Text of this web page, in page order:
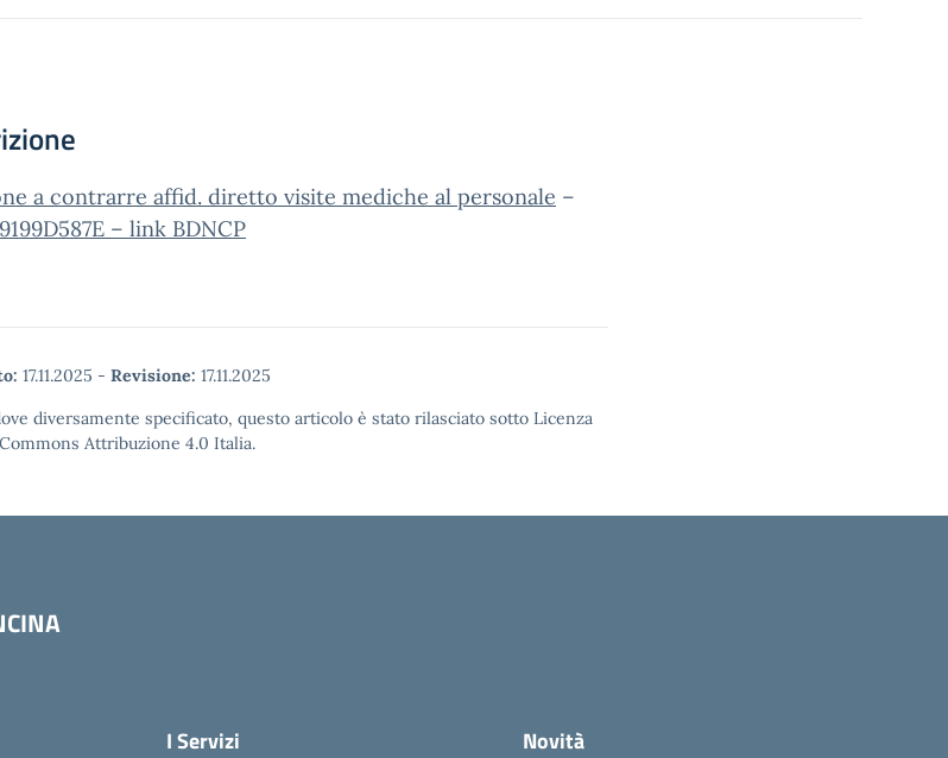
a contrarre affid. diretto visite mediche al personale –
– link BDNCP
17.11.2025 - Revisione: 17.11.2025
diversamente specificato, questo articolo è stato rilasciato sotto Licenza
Attribuzione 4.0 Italia.
I Servizi Novità